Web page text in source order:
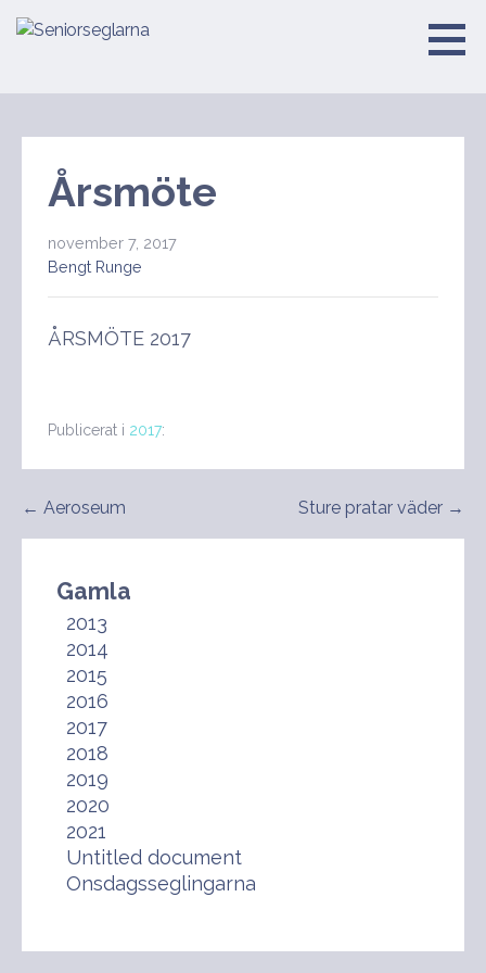
till
Årsmöte
november 7, 2017
Bengt Runge
ÅRSMÖTE 2017
Publicerat i 2017:
Inläggsnavigering
← Aeroseum Sture pratar väder →
Gamla
2013
2014
2015
2016
2017
2018
2019
2020
2021
Untitled document
Onsdagsseglingarna